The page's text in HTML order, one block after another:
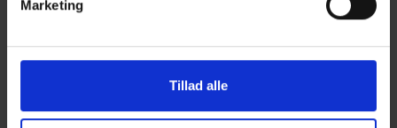
Marketing
Tillad alle
TRÆcad bygningsdetaljer i dwg og pdf format –
LÆGTEdim, ÅSEdim og BJÆLKEdim – læs mere her
første faktura, når du er medlem af Træsektionen.